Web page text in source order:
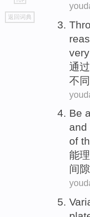
go
top
返回词典
通过
不同
Be
and
of
能
间隙